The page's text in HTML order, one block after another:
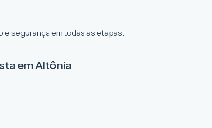
e segurança em todas as etapas.
em Altônia